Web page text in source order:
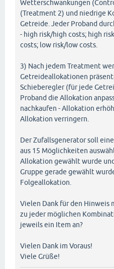
Wetterschwankungen
(Treatment 2) und niedrige
Getreide. Jeder Proband
- high risk/high costs; high
costs; low risk/low costs.
3) Nach jedem Treatment
Getreideallokationen
Schieberegler (für jede
Proband die Allokation
nachkaufen - Allokation
Allokation verringern.
Der Zufallsgenerator soll
aus 15 Möglichkeiten
Allokation gewählt wurde
Gruppe gerade gewählt
Folgeallokation.
Vielen Dank für den Hinweis
zu jeder möglichen
jeweils ein Item an?
Vielen Dank im Voraus!
Viele Grüße!